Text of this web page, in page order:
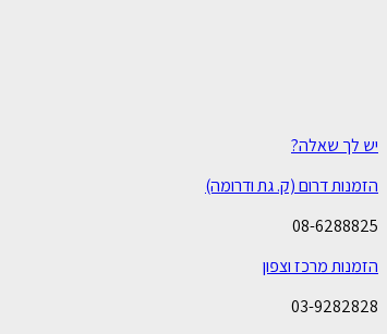
יש לך שאלה?
הזמנות דרום (ק. גת ודרומה)
08-6288825
הזמנות מרכז וצפון
03-9282828